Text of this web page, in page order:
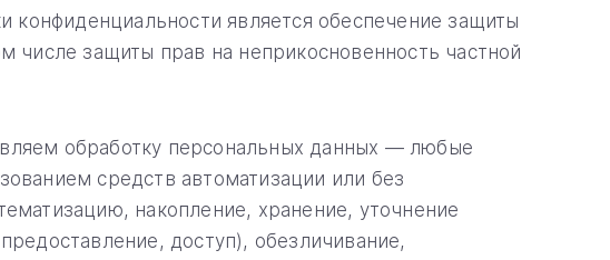
является обеспечение защиты
числе защиты прав на неприкосновенность частной
обработку персональных данных — любые
средств автоматизации или без
накопление, хранение, уточнение
доступ), обезличивание,